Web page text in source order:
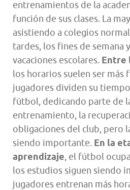
entrenamientos de la
función de sus clases. La
asistiendo a colegios
tardes, los fines de semana
vacaciones escolares. Entre
los horarios suelen ser más
jugadores dividen su
fútbol, dedicando parte de
entrenamiento, la
obligaciones del club, pero
siendo importante. En la
aprendizaje, el fútbol
los estudios siguen siendo
jugadores entrenan más